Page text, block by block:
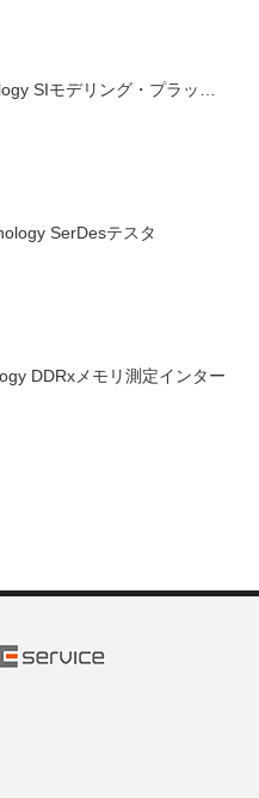
SIモデリング・プラッ…
SerDesテスタ
DDRxメモリ測定インター